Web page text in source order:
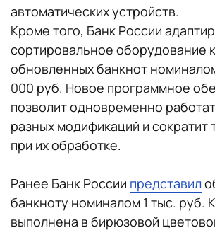
автоматических устройств.
Кроме того, Банк России
сортировальное оборудование
обновленных банкнот
000 руб. Новое программное
позволит одновременно
разных модификаций и сократит
при их обработке.
Ранее Банк России представил
банкноту номиналом 1 тыс. руб.
выполнена в бирюзовой